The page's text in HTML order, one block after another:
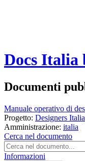
Docs Italia
Documenti
Manuale operativo di
Progetto: Designers Italia
Amministrazione: italia
Cerca nel documento
Informazioni